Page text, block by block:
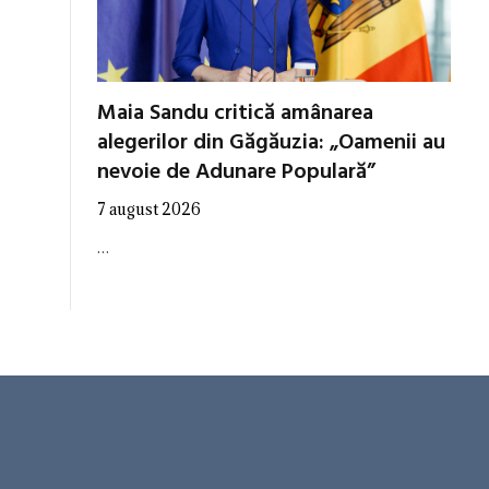
Maia Sandu critică amânarea
alegerilor din Găgăuzia: „Oamenii au
nevoie de Adunare Populară”
7 august 2026
…